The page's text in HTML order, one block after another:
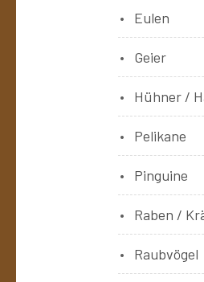
Eulen
Geier
Hühner /
Pelikane
Pinguine
Raben /
Raubvögel